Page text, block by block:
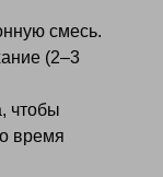
смесь.
(2–3
чтобы
время